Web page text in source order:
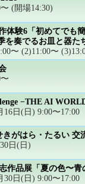
(開場14:30)
体験6「初めてでも
を奏でるお皿と器た
〜 (2)11:00〜
−THE AI
16日(日) 9:00〜17:00
きがはら・たるい 交
日(日)
作品展「夏の色〜青
30日(日) 9:00〜17:00